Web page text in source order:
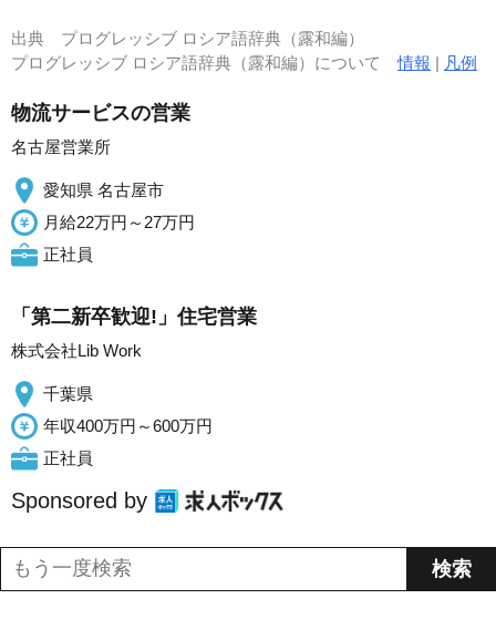
出典 プログレッシブ ロシア語辞典（露和編）
プログレッシブ ロシア語辞典（露和編）について情報 | 凡例
物流サービスの営業
名古屋営業所
愛知県 名古屋市
月給22万円～27万円
正社員
「第二新卒歓迎!」住宅営業
株式会社Lib Work
千葉県
年収400万円～600万円
正社員
Sponsored by